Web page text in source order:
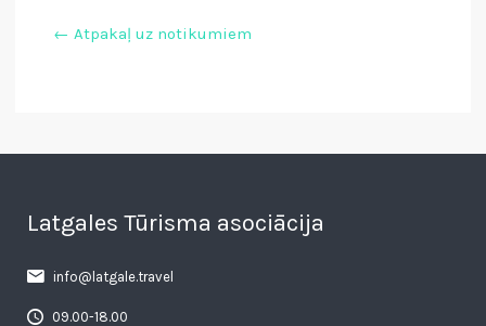
← Atpakaļ uz notikumiem
Latgales Tūrisma asociācija
info@latgale.travel
09.00-18.00